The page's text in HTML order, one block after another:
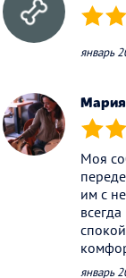
(*) (*)
январь
(*) (*)
Моя
им с
январь